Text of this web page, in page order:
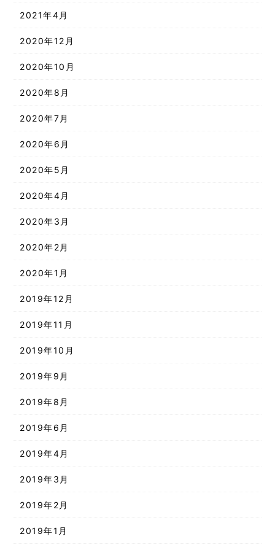
2021年4月
2020年12月
2020年10月
2020年8月
2020年7月
2020年6月
2020年5月
2020年4月
2020年3月
2020年2月
2020年1月
2019年12月
2019年11月
2019年10月
2019年9月
2019年8月
2019年6月
2019年4月
2019年3月
2019年2月
2019年1月